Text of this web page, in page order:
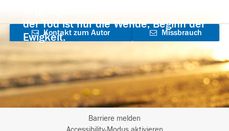
der Tod ist nur die Wende, Beginn der
Ewigkeit.
Kontakt zum Autor
aufnehmen
Missbrauch
Barriere melden